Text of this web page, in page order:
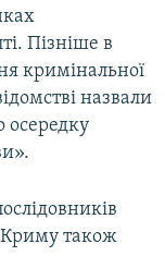
Пізніше в
кримінальної
назвали
осередку
Криму також